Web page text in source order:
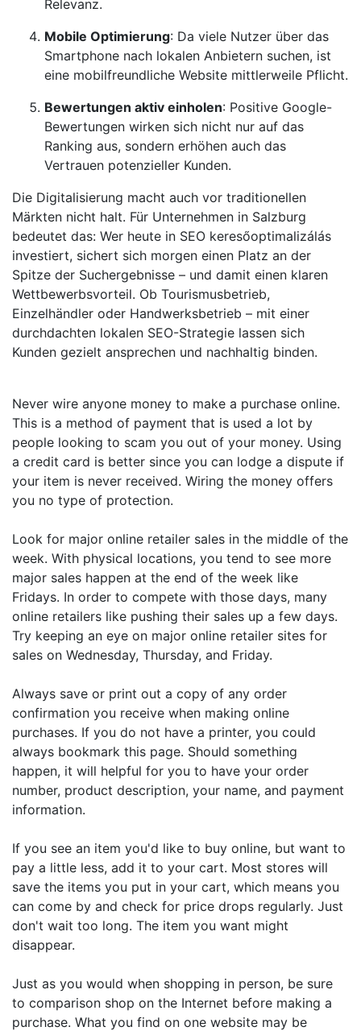
Relevanz.
Mobile Optimierung: Da viele Nutzer über das
Smartphone nach lokalen Anbietern suchen, ist
eine mobilfreundliche Website mittlerweile Pflicht.
Bewertungen aktiv einholen: Positive Google-
Bewertungen wirken sich nicht nur auf das
Ranking aus, sondern erhöhen auch das
Vertrauen potenzieller Kunden.
Die Digitalisierung macht auch vor traditionellen
Märkten nicht halt. Für Unternehmen in Salzburg
bedeutet das: Wer heute in SEO keresőoptimalizálás
investiert, sichert sich morgen einen Platz an der
Spitze der Suchergebnisse – und damit einen klaren
Wettbewerbsvorteil. Ob Tourismusbetrieb,
Einzelhändler oder Handwerksbetrieb – mit einer
durchdachten lokalen SEO-Strategie lassen sich
Kunden gezielt ansprechen und nachhaltig binden.
Never wire anyone money to make a purchase online.
This is a method of payment that is used a lot by
people looking to scam you out of your money. Using
a credit card is better since you can lodge a dispute if
your item is never received. Wiring the money offers
you no type of protection.
Look for major online retailer sales in the middle of the
week. With physical locations, you tend to see more
major sales happen at the end of the week like
Fridays. In order to compete with those days, many
online retailers like pushing their sales up a few days.
Try keeping an eye on major online retailer sites for
sales on Wednesday, Thursday, and Friday.
Always save or print out a copy of any order
confirmation you receive when making online
purchases. If you do not have a printer, you could
always bookmark this page. Should something
happen, it will helpful for you to have your order
number, product description, your name, and payment
information.
If you see an item you'd like to buy online, but want to
pay a little less, add it to your cart. Most stores will
save the items you put in your cart, which means you
can come by and check for price drops regularly. Just
don't wait too long. The item you want might
disappear.
Just as you would when shopping in person, be sure
to comparison shop on the Internet before making a
purchase. What you find on one website may be